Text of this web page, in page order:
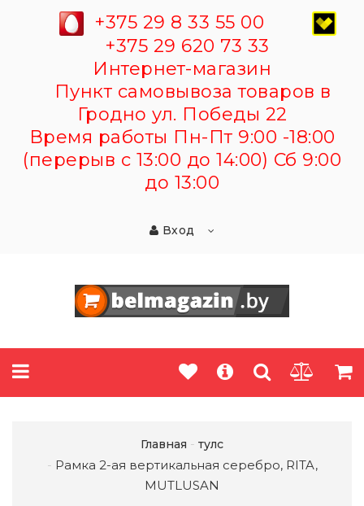
+375 29 8 33 55 00
+375 29 620 73 33
Интернет-магазин
Пункт самовывоза товаров в
Гродно ул. Победы 22
Время работы Пн-Пт 9:00 -18:00
(перерыв с 13:00 до 14:00) Сб 9:00
до 13:00
Вход
Главная тулс
Рамка 2-ая вертикальная серебро, RITA,
MUTLUSAN